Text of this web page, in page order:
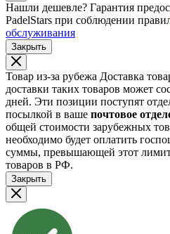
Нашли дешевле? Гарантия
PadelStars при соблюдении
обслуживания
Закрыть
Товар из-за рубежа Доставка
доставки таких товаров может
дней. Эти позиции поступят
посылкой в ваше почтовое
общей стоимости зарубежных
необходимо будет оплатить
суммы, превышающей этот
товаров в РФ.
Закрыть